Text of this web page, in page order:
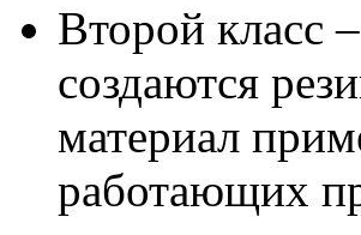
Второй класс
создаются
материал
работающих